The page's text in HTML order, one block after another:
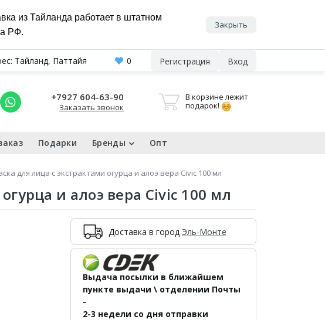
из Тайланда работает в штатном
РФ.
Закрыть
Тайланд, Паттайя 0 Регистрация Вход
+7927 604-63-90
Заказать звонок
В корзине лежит
подарок!
Подарки Бренды Опт
для лица с экстрактами огурца и алоэ вера Civic 100 мл
и алоэ вера Civic 100 мл
Доставка в город Эль-Монте
Выдача посылки в ближайшем
пункте выдачи \ отделении Почты
-
2-3 недели со дня отправки